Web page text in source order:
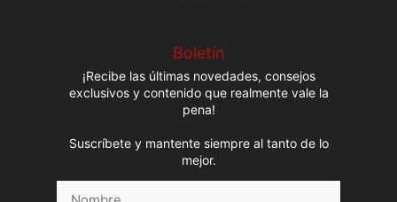
Boletín
¡Recibe las últimas novedades, consejos
exclusivos y contenido que realmente vale la
pena!
Suscríbete y mantente siempre al tanto de lo
mejor.